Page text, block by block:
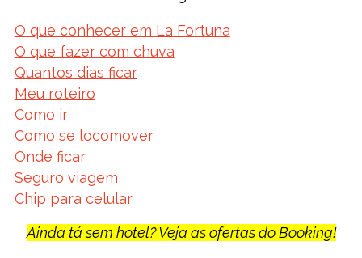
O que conhecer em La Fortuna
O que fazer com chuva
Quantos dias ficar
Meu roteiro
Como ir
Como se locomover
Onde ficar
Seguro viagem
Chip para celular
Ainda tá sem hotel? Veja as ofertas do Booking!